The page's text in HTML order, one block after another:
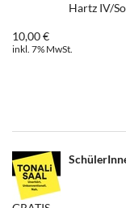
Hartz IV/
10,00 €
inkl. 7% MwSt.